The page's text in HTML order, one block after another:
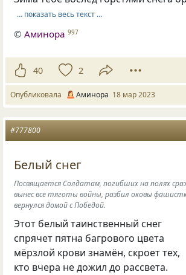
… показать весь текст …
©Аминора 997
40 2
Опубликовала Аминора 18 мар 2023
#777800
Белый снег
Посвящается Солдатам, погибших на полях
вынес все тяготы войны, разбил оковы
вернулся домой с Победой.
Этот белый таинственный снег
спрячет пятна багрового цвета
мёрзлой крови знамён, скроет тех,
кто вчера не дожил до рассвета.